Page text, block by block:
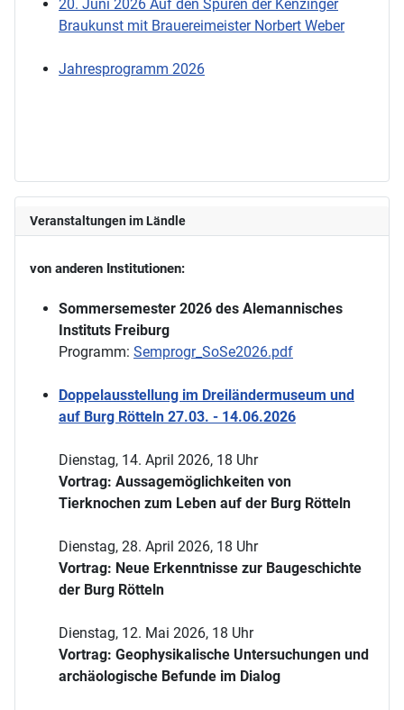
20. Juni 2026 Auf den Spuren der Kenzinger
Braukunst mit Brauereimeister Norbert Weber
Jahresprogramm 2026
Veranstaltungen im Ländle
von anderen Institutionen:
Sommersemester 2026 des Alemannisches
Instituts Freiburg
Programm: Semprogr_SoSe2026.pdf
Doppelausstellung im Dreiländermuseum und
auf Burg Rötteln 27.03. - 14.06.2026
Dienstag, 14. April 2026, 18 Uhr
Vortrag: Aussagemöglichkeiten von
Tierknochen zum Leben auf der Burg Rötteln
Dienstag, 28. April 2026, 18 Uhr
Vortrag: Neue Erkenntnisse zur Baugeschichte
der Burg Rötteln
Dienstag, 12. Mai 2026, 18 Uhr
Vortrag: Geophysikalische Untersuchungen und
archäologische Befunde im Dialog